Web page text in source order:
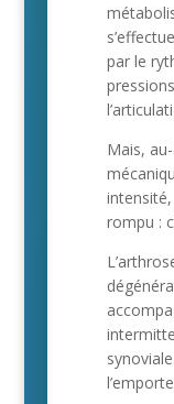
par le
Mais,
rompu :